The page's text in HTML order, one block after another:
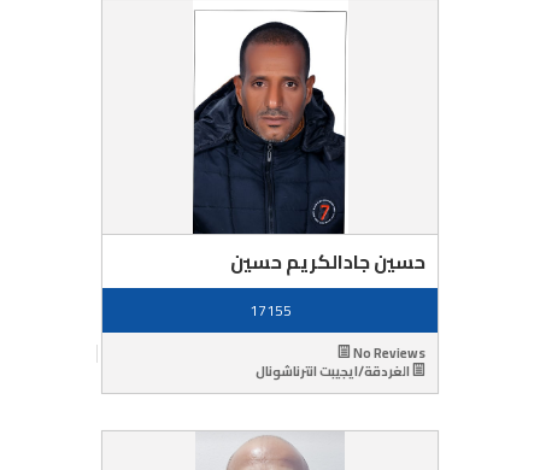
حسين جادالكريم حسين
17155
No Reviews
الغردقة/ايجيبت انترناشونال